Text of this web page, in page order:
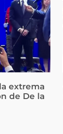
extrema
de De la